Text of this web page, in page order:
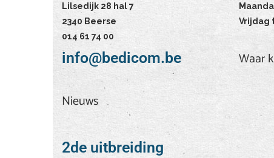
Lilsedijk 28 hal 7
2340 Beerse
014 61 74 00
info@bedicom.be
Nieuws
2de uitbreiding
Vrijdag
Waar